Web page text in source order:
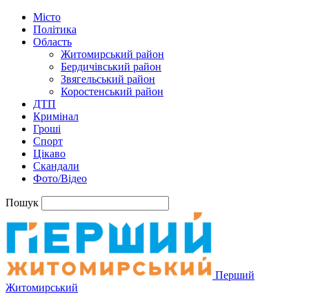
Місто
Політика
Область
Житомирський район
Бердичівський район
Звягельський район
Коростенський район
ДТП
Кримінал
Гроші
Спорт
Цікаво
Скандали
Фото/Відео
Пошук
Перший
Житомирський